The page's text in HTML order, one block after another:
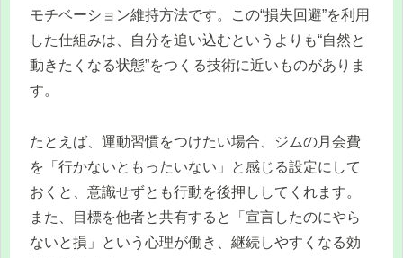
モチベーション維持方法です。この“損失回避”を利用
した仕組みは、自分を追い込むというよりも“自然と
動きたくなる状態”をつくる技術に近いものがありま
す。
たとえば、運動習慣をつけたい場合、ジムの月会費
を「行かないともったいない」と感じる設定にして
おくと、意識せずとも行動を後押ししてくれます。
また、目標を他者と共有すると「宣言したのにやら
ないと損」という心理が働き、継続しやすくなる効